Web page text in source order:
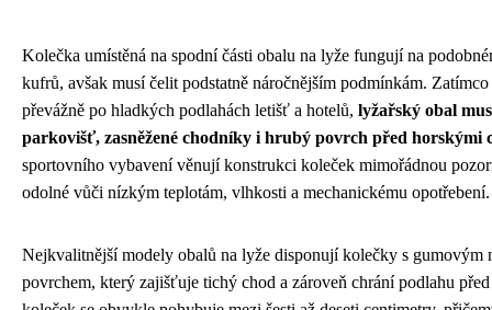
Kolečka umístěná na spodní části obalu na lyže fungují na
kufrů, avšak musí čelit podstatně náročnějším podmínkám.
převážně po hladkých podlahách letišť a hotelů, lyžařský obal
parkovišť, zasněžené chodníky i hrubý povrch před horskými
sportovního vybavení věnují konstrukci koleček mimořádnou
odolné vůči nízkým teplotám, vlhkosti a mechanickému opotřebení.
Nejkvalitnější modely obalů na lyže disponují kolečky s gumovým
povrchem, který zajišťuje tichý chod a zároveň chrání podlahu